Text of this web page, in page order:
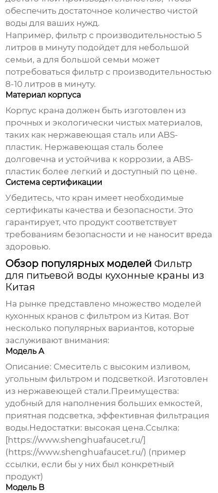
обеспечить достаточное количество чистой
воды для ваших нужд.
Например, фильтр с производительностью 5
литров в минуту подойдет для небольшой
семьи, а для большой семьи может
потребоваться фильтр с производительностью
8-10 литров в минуту.
Материал корпуса
Корпус крана должен быть изготовлен из
прочных и экологически чистых материалов,
таких как нержавеющая сталь или ABS-
пластик. Нержавеющая сталь более
долговечна и устойчива к коррозии, а ABS-
пластик более легкий и доступный по цене.
Система сертификации
Убедитесь, что кран имеет необходимые
сертификаты качества и безопасности. Это
гарантирует, что продукт соответствует
требованиям безопасности и не наносит вреда
здоровью.
Обзор популярных моделей Фильтр
для питьевой воды кухонные краны из
Китая
На рынке представлено множество моделей
кухонных кранов с фильтром из Китая. Вот
несколько популярных вариантов, которые
заслуживают внимания:
Модель A
Описание: Смеситель с высоким изливом,
угольным фильтром и подсветкой. Изготовлен
из нержавеющей стали.Преимущества:
удобный для наполнения больших емкостей,
приятная подсветка, эффективная фильтрация
воды.Недостатки: высокая цена.Ссылка:
[https://www.shenghuafaucet.ru/]
(https://www.shenghuafaucet.ru/) (пример
ссылки, если бы у них был конкретный
продукт)
Модель B